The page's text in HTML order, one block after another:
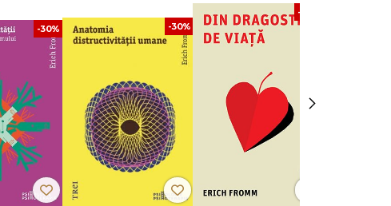
-30% -30%
-60%
›